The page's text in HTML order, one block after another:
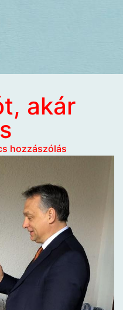
akár
hozzászólás